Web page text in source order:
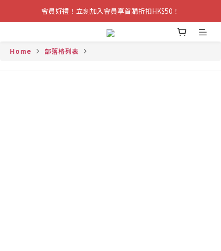
會員好禮！立刻加入會員享首購折扣HK$50！
Home 部落格列表